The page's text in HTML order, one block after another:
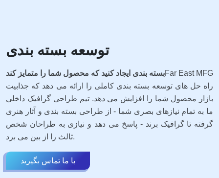
توسعه بسته بندی
بسته بندی ایجاد کنید که محصول شما را متمایز کندFar East MFG
راه حل های توسعه بسته بندی کاملی را ارائه می دهد که جذابیت
بازار محصول شما را افزایش می دهد. تیم طراحی گرافیک داخلی
ما به تمام نیازهای بصری شما - از طراحی بسته بندی و آثار هنری
گرفته تا گرافیک برند - پاسخ می دهد و نیازی به طراحان شخص
ثالث را از بین می برد.
با ما تماس بگیرید